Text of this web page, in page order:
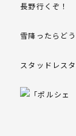
長野行くぞ！
雪降ったらどう
スタッドレス